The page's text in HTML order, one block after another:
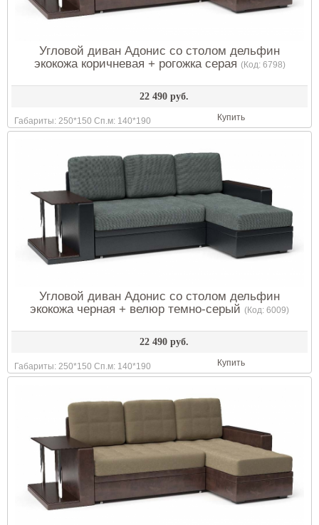
Угловой диван Адонис со столом дельфин
экокожа коричневая + рогожка серая (Код: 6798)
22 490 руб.
Габариты: 250*150 Сп.м: 140*190 Купить
Угловой диван Адонис со столом дельфин
экокожа черная + велюр темно-серый (Код: 6009)
22 490 руб.
Габариты: 250*150 Сп.м: 140*190 Купить